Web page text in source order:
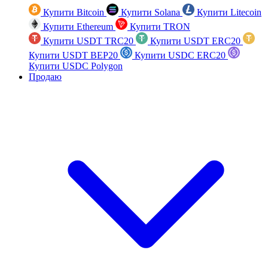
Купити Bitcoin Купити Solana
Купити Litecoin
Купити Ethereum
Купити TRON
Купити USDT TRC20
Купити USDT ERC20
Купити USDT BEP20
Купити USDC ERC20
Купити USDC Polygon
Продаю